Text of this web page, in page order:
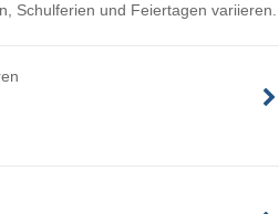
Schulferien und Feiertagen variieren.